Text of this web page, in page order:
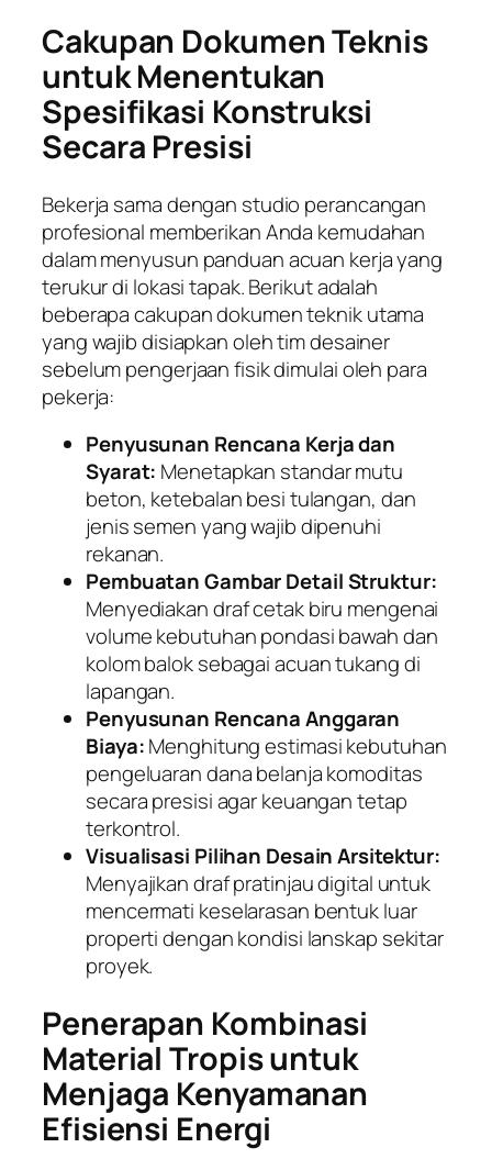
Cakupan Dokumen Teknis
untuk Menentukan
Spesifikasi Konstruksi
Secara Presisi
Bekerja sama dengan studio perancangan
profesional memberikan Anda kemudahan
dalam menyusun panduan acuan kerja yang
terukur di lokasi tapak. Berikut adalah
beberapa cakupan dokumen teknik utama
yang wajib disiapkan oleh tim desainer
sebelum pengerjaan fisik dimulai oleh para
pekerja:
Penyusunan Rencana Kerja dan
Syarat: Menetapkan standar mutu
beton, ketebalan besi tulangan, dan
jenis semen yang wajib dipenuhi
rekanan.
Pembuatan Gambar Detail Struktur:
Menyediakan draf cetak biru mengenai
volume kebutuhan pondasi bawah dan
kolom balok sebagai acuan tukang di
lapangan.
Penyusunan Rencana Anggaran
Biaya:Menghitung estimasi kebutuhan
pengeluaran dana belanja komoditas
secara presisi agar keuangan tetap
terkontrol.
Visualisasi Pilihan Desain Arsitektur:
Menyajikan draf pratinjau digital untuk
mencermati keselarasan bentuk luar
properti dengan kondisi lanskap sekitar
proyek.
Penerapan Kombinasi
Material Tropis untuk
Menjaga Kenyamanan
Efisiensi Energi